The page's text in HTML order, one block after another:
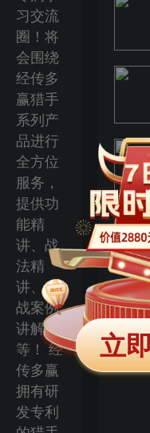
习交流
圈！将
会围绕
经传多
赢猎手
系列产
品进行
全方位
服务，
提供功
能精
讲、战
法精
讲、实
战案例
讲解等
等！ 经
传多赢
拥有研
发专利
立